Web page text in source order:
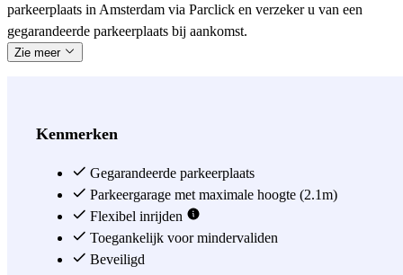
parkeerplaats in Amsterdam via Parclick en verzeker u van een
gegarandeerde parkeerplaats bij aankomst.
Zie meer
Kenmerken
Gegarandeerde parkeerplaats
Parkeergarage met maximale hoogte (2.1m)
Flexibel inrijden
Toegankelijk voor mindervaliden
Beveiligd